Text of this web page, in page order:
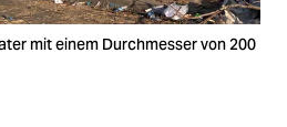
mit einem Durchmesser von 200